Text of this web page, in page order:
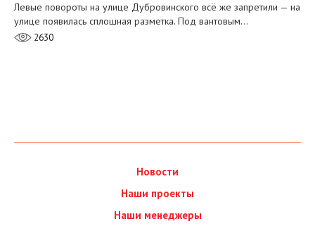
Левые повороты на улице Дубровинского всё же запретили — на
улице появилась сплошная разметка. Под вантовым…
2630
Новости
Наши проекты
Наши менеджеры